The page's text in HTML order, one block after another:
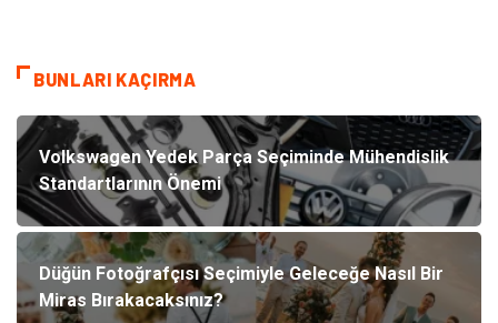
BUNLARI KAÇIRMA
Volkswagen Yedek Parça Seçiminde Mühendislik
Standartlarının Önemi
Düğün Fotoğrafçısı Seçimiyle Geleceğe Nasıl Bir
Miras Bırakacaksınız?